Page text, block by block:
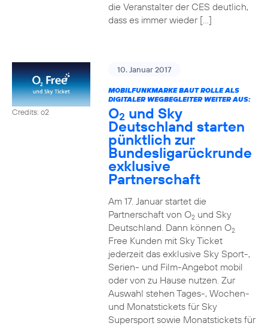
die Veranstalter der CES deutlich,
dass es immer wieder […]
Credits: o2
10. Januar 2017
MOBILFUNKMARKE BAUT ROLLE ALS
DIGITALER WEGBEGLEITER WEITER AUS:
O2 und Sky
Deutschland starten
pünktlich zur
Bundesligarückrunde
exklusive
Partnerschaft
Am 17. Januar startet die
Partnerschaft von O2und Sky
Deutschland. Dann können O2
Free Kunden mit Sky Ticket
jederzeit das exklusive Sky Sport-,
Serien- und Film-Angebot mobil
oder von zu Hause nutzen. Zur
Auswahl stehen Tages-, Wochen-
und Monatstickets für Sky
Supersport sowie Monatstickets für